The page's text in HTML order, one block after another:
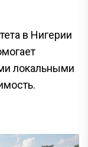
в Нигерии
локальными